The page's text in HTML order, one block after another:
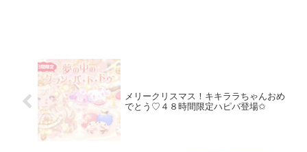
メリークリスマス！キキララちゃんおめ
でとう♡４８時間限定ハピバ登場✩